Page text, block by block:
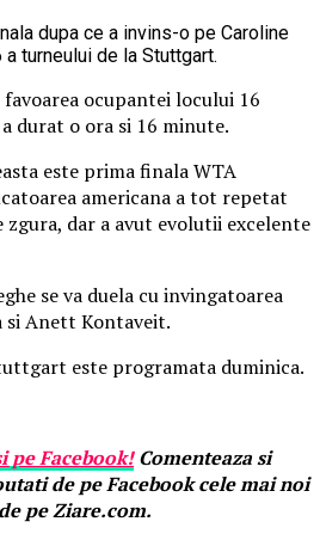
dupa ce a invins-o pe Caroline
turneului de la Stuttgart.
ocupantei locului 16
durat o ora si 16 minute.
este prima finala WTA
americana a tot repetat
zgura, dar a avut evolutii excelente
se va duela cu invingatoarea
si Anett Kontaveit.
este programata duminica.
pe Facebook!Comenteaza si
de pe Facebook cele mai noi
pe Ziare.com.